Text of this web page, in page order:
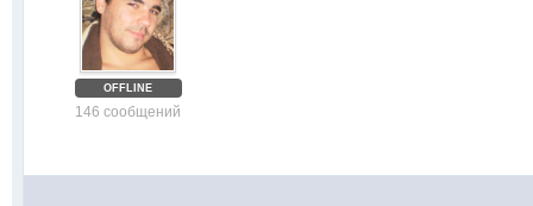
OFFLINE
146 сообщений